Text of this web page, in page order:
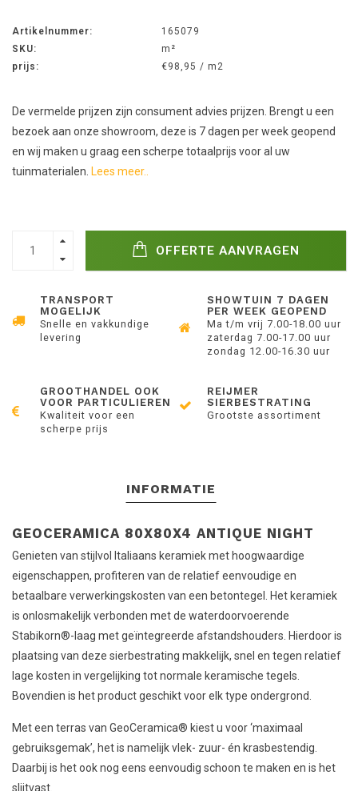
Artikelnummer:
165079
SKU:
m²
prijs:
€98,95 / m2
De vermelde prijzen zijn consument advies prijzen. Brengt u een
bezoek aan onze showroom, deze is 7 dagen per week geopend
en wij maken u graag een scherpe totaalprijs voor al uw
tuinmaterialen. Lees meer..
OFFERTE AANVRAGEN
TRANSPORT
MOGELIJK
Snelle en vakkundige
levering
SHOWTUIN 7 DAGEN
PER WEEK GEOPEND
Ma t/m vrij 7.00-18.00 uur
zaterdag 7.00-17.00 uur
zondag 12.00-16.30 uur
GROOTHANDEL OOK
VOOR PARTICULIEREN
Kwaliteit voor een
scherpe prijs
REIJMER
SIERBESTRATING
Grootste assortiment
INFORMATIE
GEOCERAMICA 80X80X4 ANTIQUE NIGHT
Genieten van stijlvol Italiaans keramiek met hoogwaardige
eigenschappen, profiteren van de relatief eenvoudige en
betaalbare verwerkingskosten van een betontegel. Het keramiek
is onlosmakelijk verbonden met de waterdoorvoerende
Stabikorn®-laag met geïntegreerde afstandshouders. Hierdoor is
plaatsing van deze sierbestrating makkelijk, snel en tegen relatief
lage kosten in vergelijking tot normale keramische tegels.
Bovendien is het product geschikt voor elk type ondergrond.
Met een terras van GeoCeramica® kiest u voor ‘maximaal
gebruiksgemak’, het is namelijk vlek- zuur- én krasbestendig.
Daarbij is het ook nog eens eenvoudig schoon te maken en is het
slijtvast.